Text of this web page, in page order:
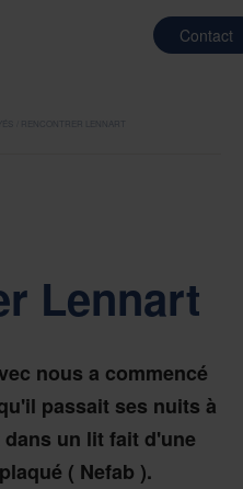
Contact
RENCONTRER LENNART
Lennart
nous a commencé
passait ses nuits à
un lit fait d'une
( Nefab ).